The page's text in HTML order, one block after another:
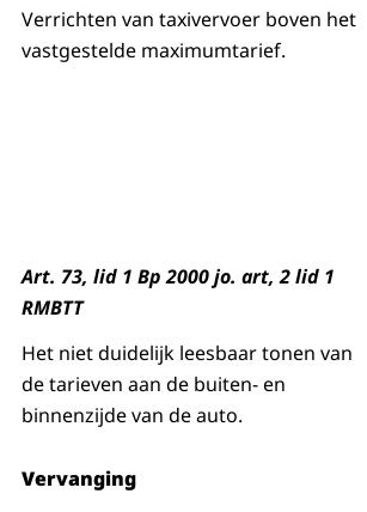
Verrichten van taxivervoer boven het
vastgestelde maximumtarief.
Art. 73, lid 1 Bp 2000 jo. art, 2 lid 1
RMBTT
Het niet duidelijk leesbaar tonen van
de tarieven aan de buiten- en
binnenzijde van de auto.
Vervanging